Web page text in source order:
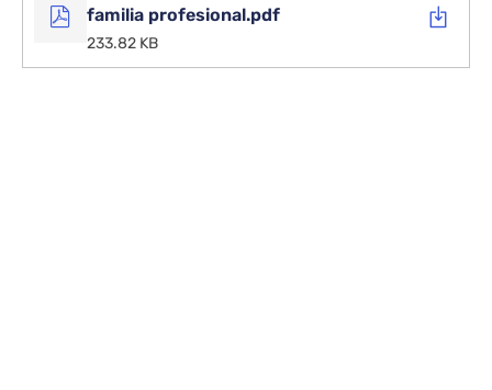
familia profesional.pdf
233.82 KB